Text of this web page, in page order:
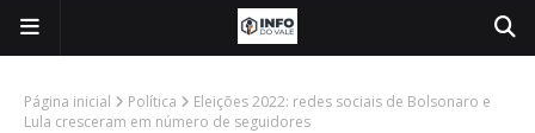
Página inicial Política
Eleições 2022: redes sociais de Bolsonaro e
Lula cresceram em número de seguidores